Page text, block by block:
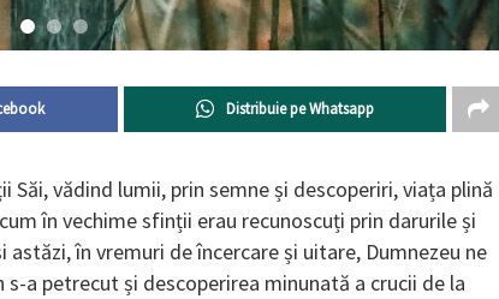
Distribuie pe Whatsapp
Săi, vădind lumii, prin semne și descoperiri, viața plină
în vechime sfinții erau recunoscuți prin darurile și
în vremuri de încercare și uitare, Dumnezeu ne
a petrecut și descoperirea minunată a crucii de la